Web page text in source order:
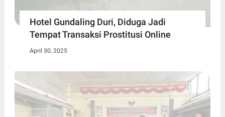
Hotel Gundaling Duri, Diduga Jadi
Tempat Transaksi Prostitusi Online
April 30, 2025